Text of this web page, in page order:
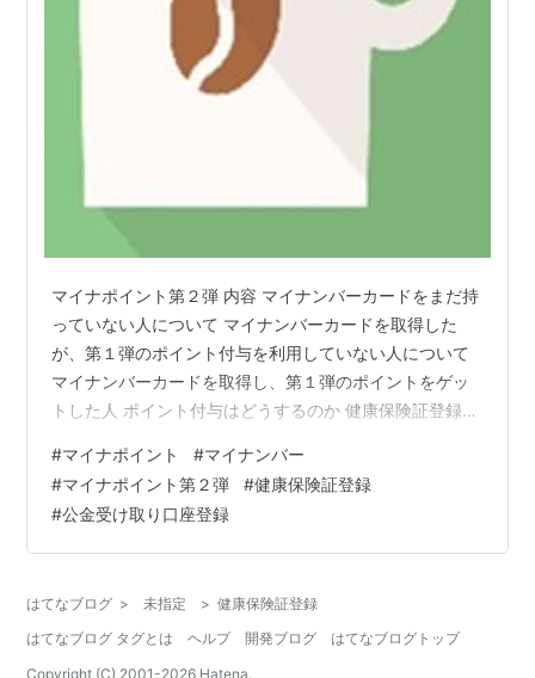
マイナポイント第２弾 内容 マイナンバーカードをまだ持
っていない人について マイナンバーカードを取得した
が、第１弾のポイント付与を利用していない人について
マイナンバーカードを取得し、第１弾のポイントをゲッ
トした人 ポイント付与はどうするのか 健康保険証登録の
リック 「活用方法はこちら」をクリック 詳細はこちらの
「こちら」をクリック 「利用を申し込む」をクリック マ
イナンバーカードをカードリーダーにさしこんで「認証
ボタン」を押す パスワードをキーイン 「申し込む」をク
クリック 再度パスワー…
#マイナポイント #マイナンバー
#マイナポイント第２弾 #健康保険証登録
#公金受け取り口座登録
はてなブログ > 未指定 > 健康保険証登録
はてなブログ タグとは
ヘルプ 開発ブログ
はてなブログトップ
Copyright (C) 2001-2026 Hatena.